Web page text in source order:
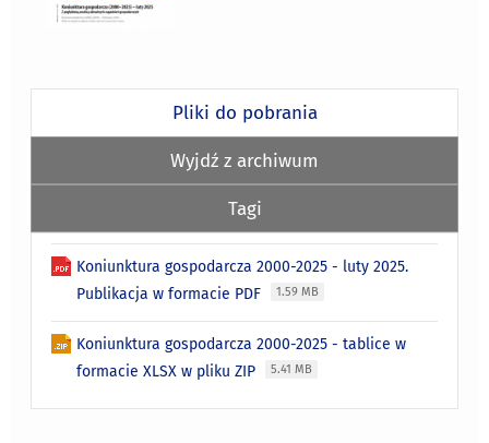
Pliki do pobrania
Wyjdź z archiwum
Tagi
Koniunktura gospodarcza 2000-2025 - luty 2025.
Publikacja w formacie PDF
1.59 MB
Koniunktura gospodarcza 2000-2025 - tablice w
formacie XLSX w pliku ZIP
5.41 MB